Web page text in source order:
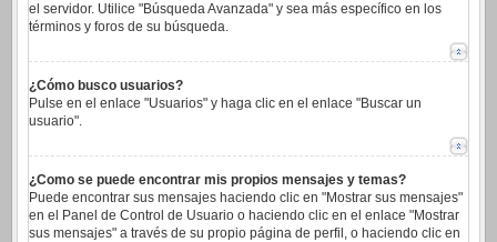
el servidor. Utilice "Búsqueda Avanzada" y sea más específico en los
términos y foros de su búsqueda.
¿Cómo busco usuarios?
Pulse en el enlace "Usuarios" y haga clic en el enlace "Buscar un
usuario".
¿Como se puede encontrar mis propios mensajes y temas?
Puede encontrar sus mensajes haciendo clic en "Mostrar sus mensajes"
en el Panel de Control de Usuario o haciendo clic en el enlace "Mostrar
sus mensajes" a través de su propio página de perfil, o haciendo clic en